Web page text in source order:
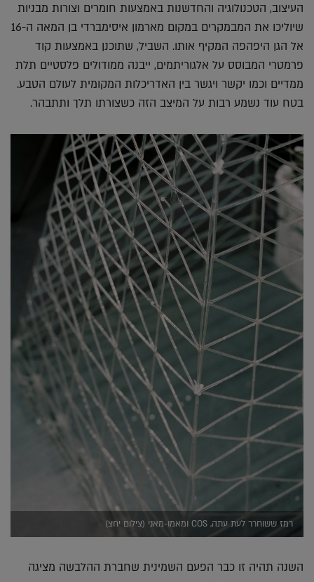
העיצוב, הטכנולוגיה והחדשנות באמצעות חומרים וצורות מבניות
שיוליכו את המבמקרים במקום מארמון איסימברדי בן המאה ה-16
אל הגן היפהפה המקיף אותו. השביל, שתוכנן באמצעות קוד
פרמטרי המבוסס על אלגוריתמים, ייבנה ממודולים פלסטיים תלת
ממדיים וכמו יקשר ויגשר בין האדריכלות המקומית לעולם הטבע.
בטח עוד נשמע רבות על המיצב הזה כשצורתו תלך ותתבהר.
רמז ששוחרר לעת עתה, COS ומאמו-מאני (צילום יחצ)
השנה תהיה זו כבר הפעם השמינית שחברת ההלבשה מציגה